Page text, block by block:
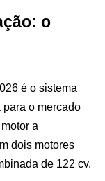
o
é o sistema
o mercado
a
dois motores
de 122 cv.